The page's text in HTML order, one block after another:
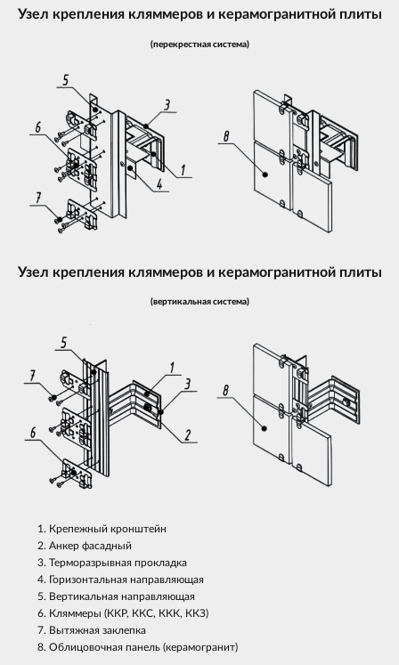
Узел крепления кляммеров и керамогранитной плиты
(перекрестная система)
Узел крепления кляммеров и керамогранитной плиты
(вертикальная система)
Крепежный кронштейн
Анкер фасадный
Терморазрывная прокладка
Горизонтальная направляющая
Вертикальная направляющая
Кляммеры (ККР, ККС, ККК, ККЗ)
Вытяжная заклепка
Облицовочная панель (керамогранит)